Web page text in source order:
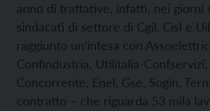
anno di trattative, infatti, nei giorni
sindacati di settore di Cgil, Cisl e
raggiunto un’intesa con
Confindustria, Utilitalia-Confservizi,
Concorrente, Enel, Gse, Sogin,
contratto – che riguarda 53 mila